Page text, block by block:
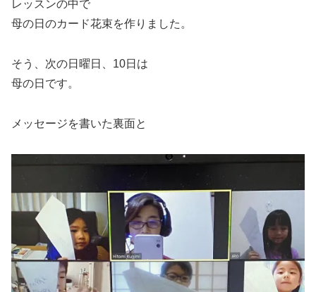
レッスンの中で
母の日のカード花束を作りました。
そう、次の日曜日、10日は
母の日です。
メッセージを書いた裏面と